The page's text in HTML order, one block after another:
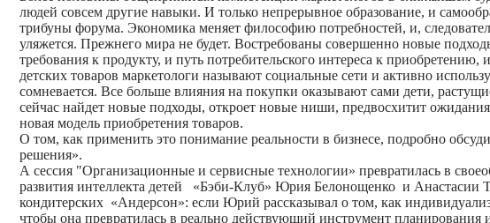
людей совсем другие навыки. И только непрерывное образование, и
трибуны форума. Экономика меняет философию потребностей, и,
уляжется. Прежнего мира не будет. Востребованы совершенно новые
требования к продукту, и путь потребительского интереса к
детских товаров маркетологи называют социальные сети и активно
сомневается. Все больше влияния на покупки оказывают сами дети,
сейчас найдет новые подходы, откроет новые ниши, предвосхитит
новая модель приобретения товаров.
О том, как применить это понимание реальности в бизнесе, подробно
решения».
А сессия "Организационные и сервисные технологии» превратилась в
развития интеллекта детей «Бэби-Клуб» Юрия Белонощенко и Анастасии
кондитерских «Андерсон»: если Юрий рассказывал о том, как
чтобы она превратилась в реально действующий инструмент планирования